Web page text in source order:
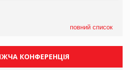
повний список
КОНФЕРЕНЦІЯ